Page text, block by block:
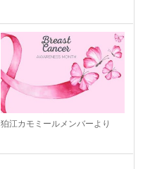
狛江カモミールメンバーより